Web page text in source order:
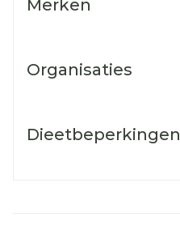
Merken
Organisaties
Dieetbeperkingen